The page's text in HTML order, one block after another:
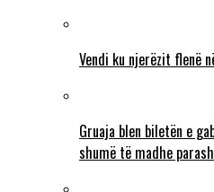
Vendi ku njerëzit flenë
Gruaja blen biletën e
shumë të madhe parash